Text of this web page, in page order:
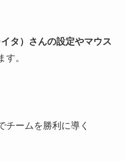
タ）さんの設定やマウス
。
チームを勝利に導く